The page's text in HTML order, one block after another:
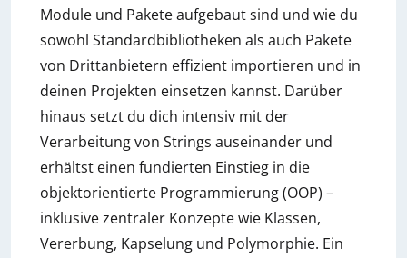
Module und Pakete aufgebaut sind und wie du
sowohl Standardbibliotheken als auch Pakete
von Drittanbietern effizient importieren und in
deinen Projekten einsetzen kannst. Darüber
hinaus setzt du dich intensiv mit der
Verarbeitung von Strings auseinander und
erhältst einen fundierten Einstieg in die
objektorientierte Programmierung (OOP) –
inklusive zentraler Konzepte wie Klassen,
Vererbung, Kapselung und Polymorphie. Ein